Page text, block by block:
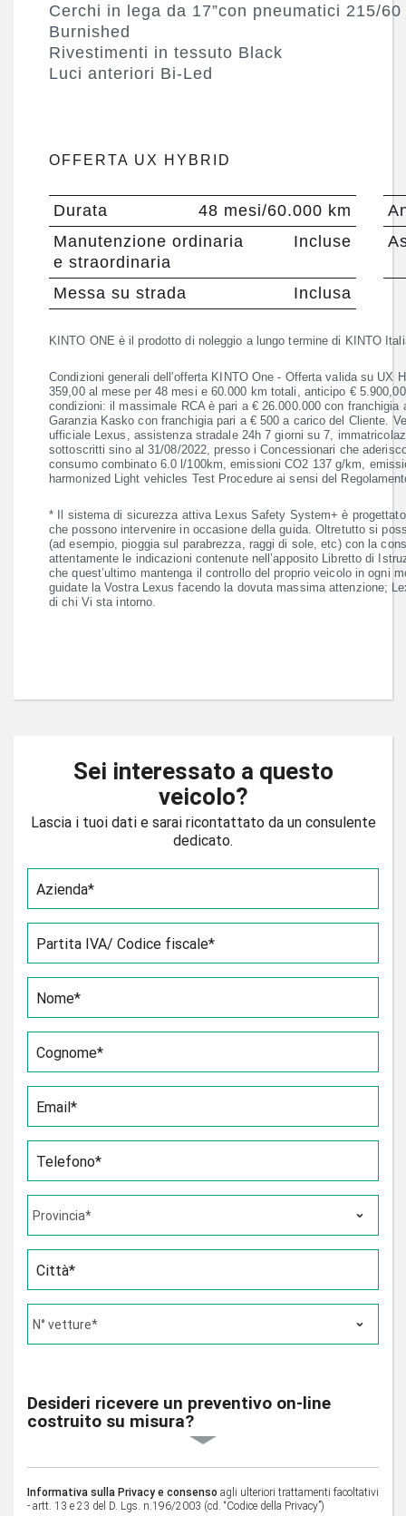
Cerchi in lega da 17”con pneumatici 215/
Burnished
Rivestimenti in tessuto Black
Luci anteriori Bi-Led
OFFERTA UX HYBRID
Durata 48 mesi/60.000 km
Manutenzione ordinaria
e straordinaria
Incluse
Messa su strada Inclusa
KINTO ONE è il prodotto di noleggio a lungo termine di KINTO
Condizioni generali dell'offerta KINTO One - Offerta valida su UX
359,00 al mese per 48 mesi e 60.000 km totali, anticipo €
condizioni: il massimale RCA è pari a € 26.000.000 con
Garanzia Kasko con franchigia pari a € 500 a carico del Cliente.
ufficiale Lexus, assistenza stradale 24h 7 giorni su 7,
sottoscritti sino al 31/08/2022, presso i Concessionari che
consumo combinato 6.0 l/100km, emissioni CO2 137 g/km,
harmonized Light vehicles Test Procedure ai sensi del
* Il sistema di sicurezza attiva Lexus Safety System+ è
che possono intervenire in occasione della guida. Oltretutto si
(ad esempio, pioggia sul parabrezza, raggi di sole, etc) con la
attentamente le indicazioni contenute nell’apposito Libretto di
che quest’ultimo mantenga il controllo del proprio veicolo in ogni
guidate la Vostra Lexus facendo la dovuta massima attenzione;
di chi Vi sta intorno.
Sei interessato a questo
veicolo?
Lascia i tuoi dati e sarai ricontattato da un consulente
dedicato.
Azienda*
Partita IVA/ Codice fiscale*
Nome*
Cognome*
Email*
Telefono*
Città*
Desideri ricevere un preventivo on-line
costruito su misura?
Informativa sulla Privacy e consenso agli ulteriori trattamenti facoltativi
- artt. 13 e 23 del D. Lgs. n.196/2003 (cd. “Codice della Privacy”)